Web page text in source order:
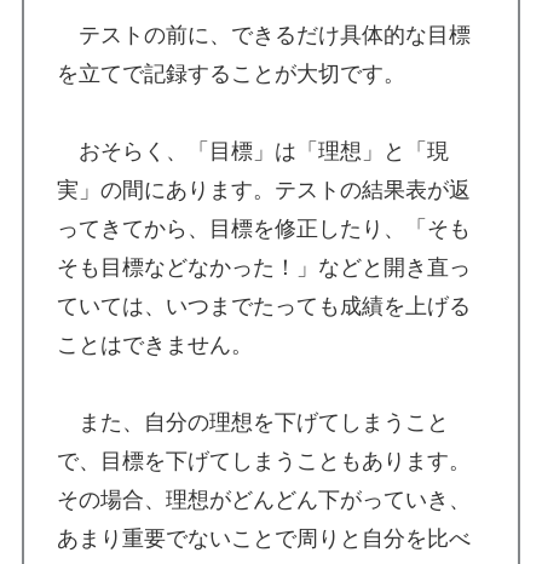
テストの前に、できるだけ具体的な目標
を立てで記録することが大切です。
おそらく、「目標」は「理想」と「現
実」の間にあります。テストの結果表が返
ってきてから、目標を修正したり、「そも
そも目標などなかった！」などと開き直っ
ていては、いつまでたっても成績を上げる
ことはできません。
また、自分の理想を下げてしまうこと
で、目標を下げてしまうこともあります。
その場合、理想がどんどん下がっていき、
あまり重要でないことで周りと自分を比べ